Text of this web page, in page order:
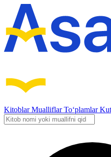
KitoblarMualliflarTo‘plamlar